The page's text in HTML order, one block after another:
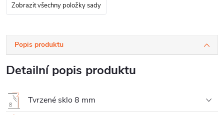
Zobrazit všechny položky sady
Popis produktu
Detailní popis produktu
Tvrzené sklo 8 mm